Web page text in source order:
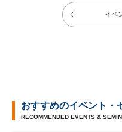
イベ
おすすめのイベント・
RECOMMENDED EVENTS &